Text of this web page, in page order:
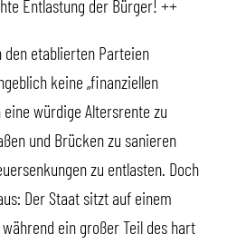
Entlastung der Bürger! ++
etablierten Parteien
keine „finanziellen
eine würdige Altersrente zu
und Brücken zu sanieren
zu entlasten. Doch
Der Staat sitzt auf einem
ein großer Teil des hart